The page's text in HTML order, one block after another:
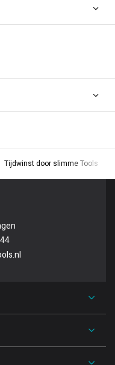
Tijdwinst door slimme Tools